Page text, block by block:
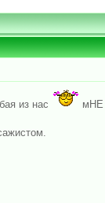
из нас